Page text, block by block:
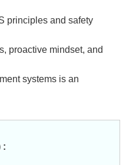
principles and safety
proactive mindset, and
systems is an
: